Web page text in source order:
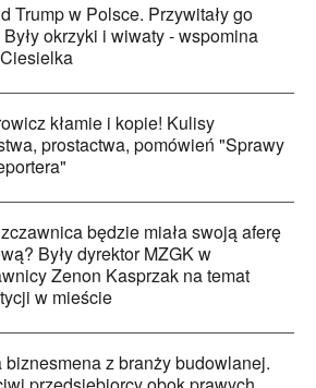
Trump w Polsce. Przywitały go
Były okrzyki i wiwaty - wspomina
kłamie i kopie! Kulisy
prostactwa, pomówień "Sprawy
będzie miała swoją aferę
Były dyrektor MZGK w
Zenon Kasprzak na temat
w mieście
biznesmena z branży budowlanej.